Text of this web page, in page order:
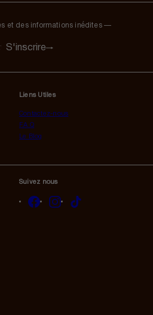
et des informations inédites —
S'inscrire
Liens Utiles
Contactez-nous
F.A.Q
Le Blog
Suivez nous
FacebookInstagram